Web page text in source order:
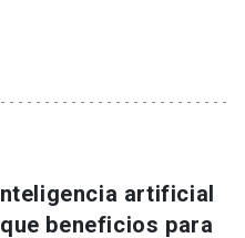
artificial
beneficios para